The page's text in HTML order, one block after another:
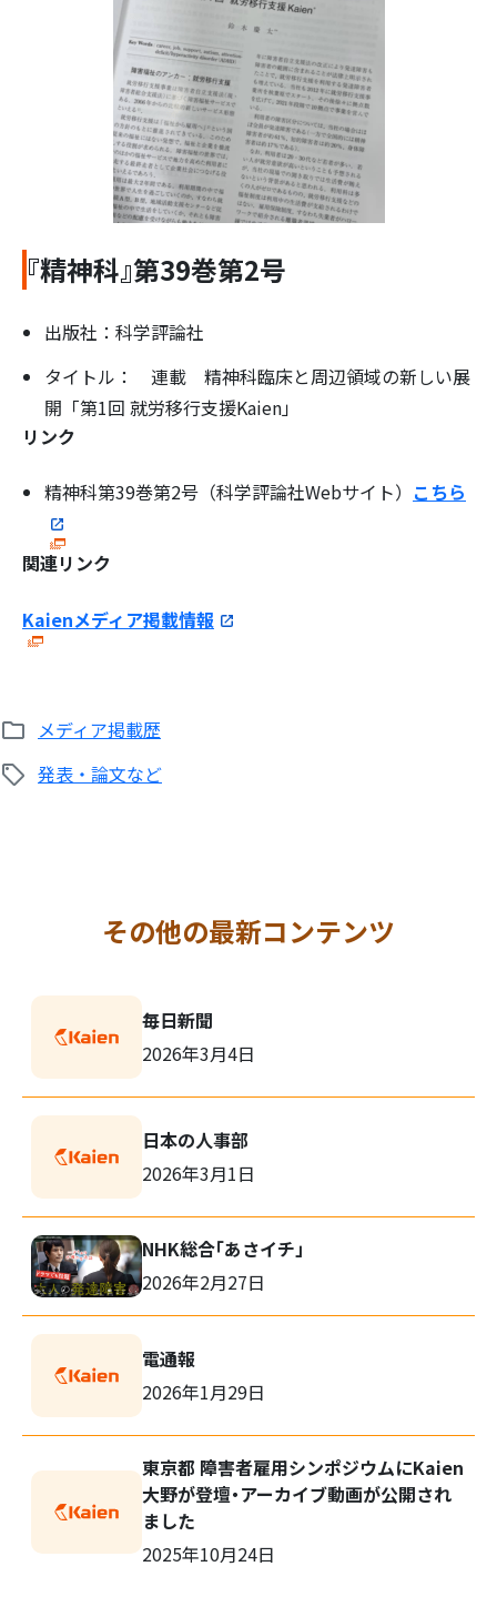
『精神科』第39巻第2号
出版社：科学評論社
タイトル： 連載 精神科臨床と周辺領域の新しい展
開「第1回 就労移行支援Kaien」
リンク
精神科第39巻第2号（科学評論社Webサイト） こちら
関連リンク
Kaienメディア掲載情報
メディア掲載歴
発表・論文など
その他の最新コンテンツ
毎日新聞
2026年3月4日
日本の人事部
2026年3月1日
NHK総合「あさイチ」
2026年2月27日
電通報
2026年1月29日
東京都 障害者雇用シンポジウムにKaien
大野が登壇・アーカイブ動画が公開され
ました
2025年10月24日